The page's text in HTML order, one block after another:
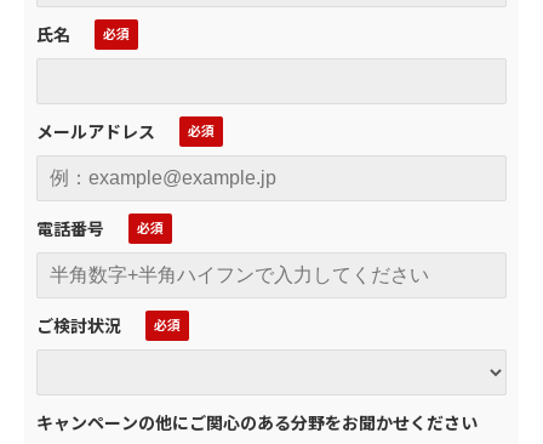
氏名
メールアドレス
電話番号
ご検討状況
キャンペーンの他にご関心のある分野をお聞かせください